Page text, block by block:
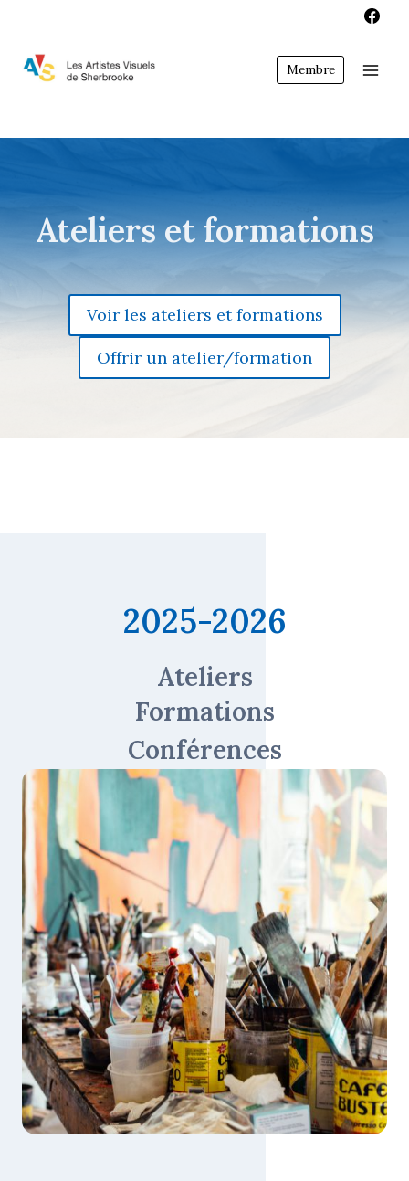
contenu
Membre
Ateliers et formations
Voir les ateliers et formations
Offrir un atelier/formation
2025-2026
Ateliers
Formations
Conférences